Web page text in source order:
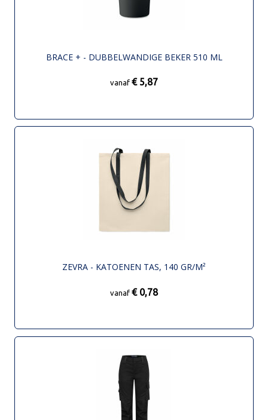
BRACE + - DUBBELWANDIGE BEKER 510 ML
vanaf € 5,87
ZEVRA - KATOENEN TAS, 140 GR/M²
vanaf € 0,78